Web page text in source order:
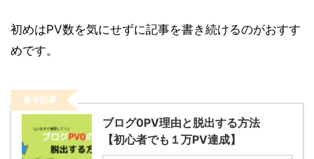
初めはPV数を気にせずに記事を書き続けるのがおすす
めです。
参考記事
ブログ0PV理由と脱出する方法
【初心者でも１万PV達成】